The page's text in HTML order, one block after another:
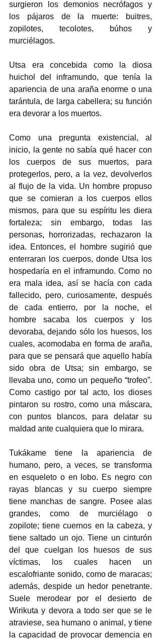
surgieron los demonios necrófagos y
los pájaros de la muerte: buitres,
zopilotes, tecolotes, búhos y
murciélagos.
Utsa era concebida como la diosa
huichol del inframundo, que tenía la
apariencia de una araña enorme o una
tarántula, de larga cabellera; su función
era devorar a los muertos.
Como una pregunta existencial, al
inicio, la gente no sabía qué hacer con
los cuerpos de sus muertos, para
protegerlos, pero, a la vez, devolverlos
al flujo de la vida. Un hombre propuso
que se comieran a los cuerpos ellos
mismos, para que su espíritu les diera
fortaleza; sin embargo, todas las
personas, horrorizadas, rechazaron la
idea. Entonces, el hombre sugirió que
enterraran los cuerpos, donde Utsa los
hospedaría en el inframundo. Como no
era mala idea, así se hacía con cada
fallecido, pero, curiosamente, después
de cada entierro, por la noche, el
hombre sacaba los cuerpos y los
devoraba, dejando sólo los huesos, los
cuales, acomodaba en forma de araña,
para que se pensará que aquello había
sido obra de Utsa; sin embargo, se
llevaba uno, como un pequeño “trofeo”.
Como castigo por tal acto, los dioses
pintaron su rostro, como una máscara,
con puntos blancos, para delatar su
maldad ante cualquiera que lo mirara.
Tukákame tiene la apariencia de
humano, pero, a veces, se transforma
en esqueleto o en lobo. Es negro con
rayas blancas y su cuerpo siempre
tiene manchas de sangre. Posee alas
grandes, como de murciélago o
zopilote; tiene cuernos en la cabeza, y
tiene saltado un ojo. Tiene un cinturón
del que cuelgan los huesos de sus
víctimas, los cuales hacen un
escalofriante sonido, como de maracas;
además, despide un hedor penetrante.
Suele merodear por el desierto de
Wirikuta y devora a todo ser que se le
atraviese, sea humano o animal, y tiene
la capacidad de provocar demencia en